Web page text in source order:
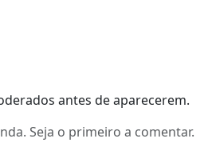
antes de aparecerem.
Seja o primeiro a comentar.